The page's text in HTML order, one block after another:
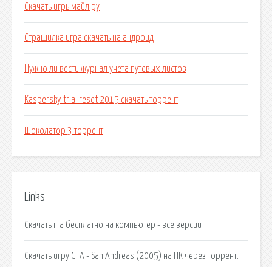
Скачать игрымайл ру
Страшилка игра скачать на андроид
Нужно ли вести журнал учета путевых листов
Kaspersky trial reset 2015 скачать торрент
Шоколатор 3 торрент
Links
Скачать гта бесплатно на компьютер - все версии
Скачать игру GTA - San Andreas (2005) на ПК через торрент.